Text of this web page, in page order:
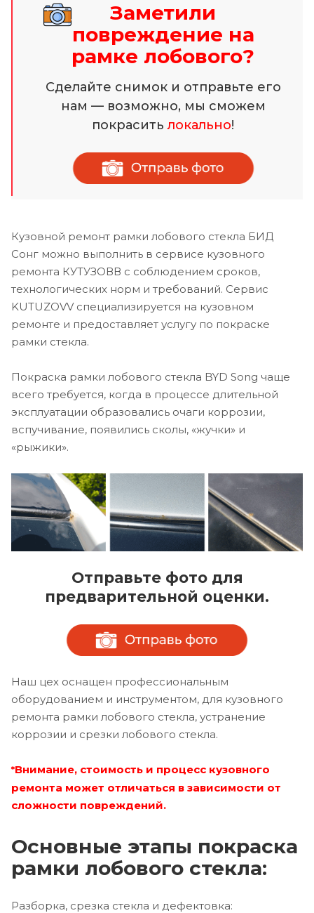
Заметили
повреждение на
рамке лобового?
Сделайте снимок и отправьте его
нам — возможно, мы сможем
покраситьлокально!
Кузовной ремонт рамки лобового стекла БИД
Сонг можно выполнить в сервисе кузовного
ремонта КУТУЗОВВ с соблюдением сроков,
технологических норм и требований. Сервис
KUTUZOVV специализируется на кузовном
ремонте и предоставляет услугу по покраске
рамки стекла.
Покраска рамки лобового стекла BYD Song чаще
всего требуется, когда в процессе длительной
эксплуатации образовались очаги коррозии,
вспучивание, появились сколы, «жучки» и
«рыжики».
Отправьте фото для
предварительной оценки.
Наш цех оснащен профессиональным
оборудованием и инструментом, для кузовного
ремонта рамки лобового стекла, устранение
коррозии и срезки лобового стекла.
*Внимание, стоимость и процесс кузовного
ремонта может отличаться в зависимости от
сложности повреждений.
Основные этапы покраска
рамки лобового стекла:
Разборка, срезка стекла и дефектовка: